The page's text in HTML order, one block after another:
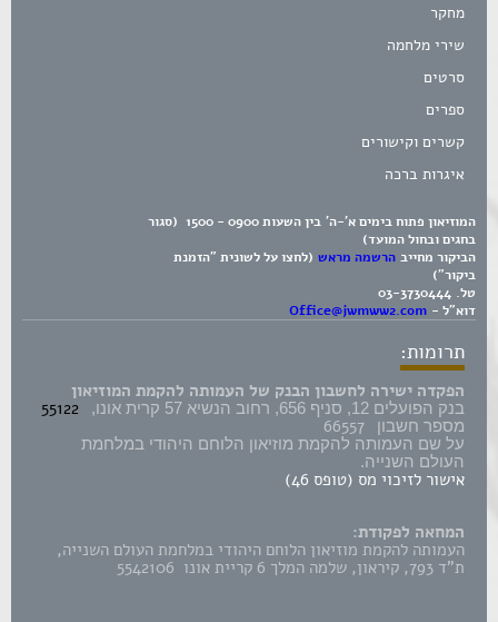
מחקר
שירי מלחמה
סרטים
ספרים
קשרים וקישורים
איגרות ברכה
המוזיאון פתוח בימים א'-ה' בין השעות 0900 - 1500 (סגור
בחגים ובחול המועד)
הביקור מחייב הרשמה מראש (לחצו על לשונית "הזמנת
ביקור")
טל. 03-3730444
דוא"ל - Office@jwmww2.com
תרומות:
הפקדה ישירה לחשבון הבנק של העמותה להקמת המוזיאון
בנק הפועלים 12, סניף 656, רחוב הנשיא 57 קרית אונו, 55122
מספר חשבון 66557
על שם העמותה להקמת מוזיאון הלוחם היהודי במלחמת
העולם השנייה.
אישור לזיכוי מס (טופס 46)
המחאה לפקודת:
העמותה להקמת מוזיאון הלוחם היהודי במלחמת העולם השנייה,
ת"ד 793, קיראון, שלמה המלך 6 קריית אונו 5542106